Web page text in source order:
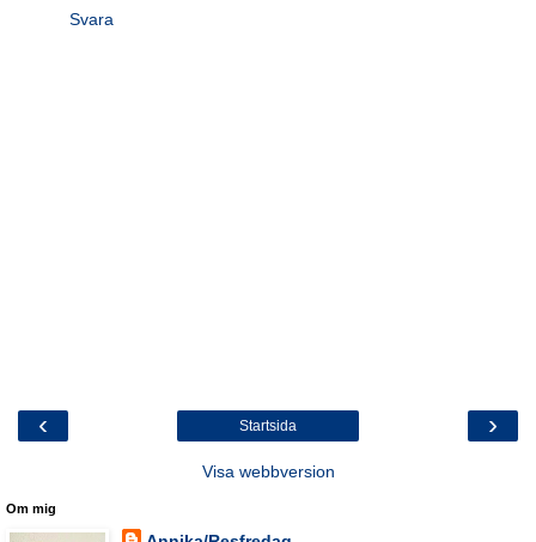
Svara
‹ ›
Startsida
Visa webbversion
Om mig